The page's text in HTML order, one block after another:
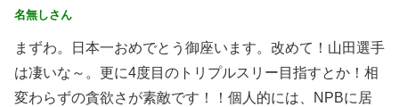
名無しさん
まずわ。日本一おめでとう御座います。改めて！山田選手
は凄いな～。更に4度目のトリプルスリー目指すとか！相
変わらずの貪欲さが素敵です！！個人的には、NPBに居